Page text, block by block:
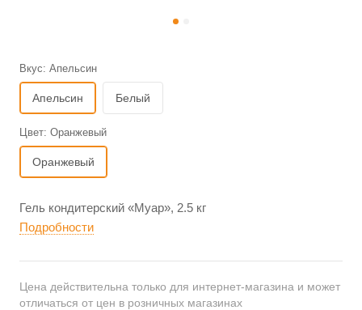
Вкус: Апельсин
Апельсин Белый
Цвет: Оранжевый
Оранжевый
Гель кондитерский «Муар», 2.5 кг
Подробности
Цена действительна только для интернет-магазина и может
отличаться от цен в розничных магазинах